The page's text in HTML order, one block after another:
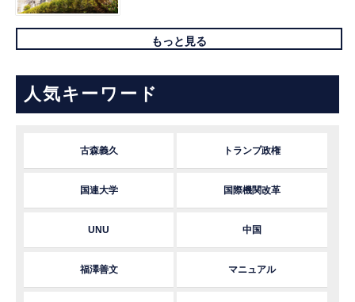
もっと見る
人気キーワード
古森義久 トランプ政権
国連大学 国際機関改革
UNU 中国
福澤善文 マニュアル